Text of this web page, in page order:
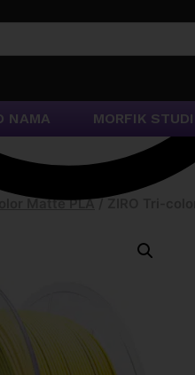
NAMA MORFIK
Matte PLA / ZIRO Tri-